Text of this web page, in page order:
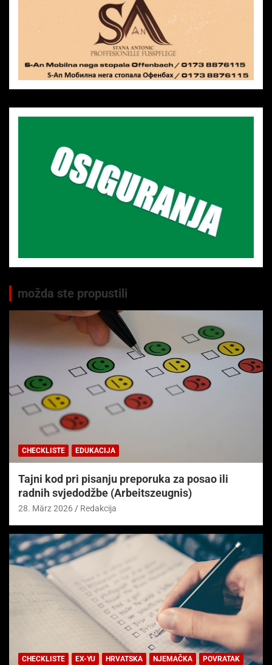
možda ste propustili
CHECKLISTE EDUKACIJA
Tajni kod pri pisanju preporuka za posao ili
radnih svjedodžbe (Arbeitszeugnis)
28. März 2026 Redakcija
CHECKLISTE EX-YU HRVATSKA NJEMAČKA
POVRATAK